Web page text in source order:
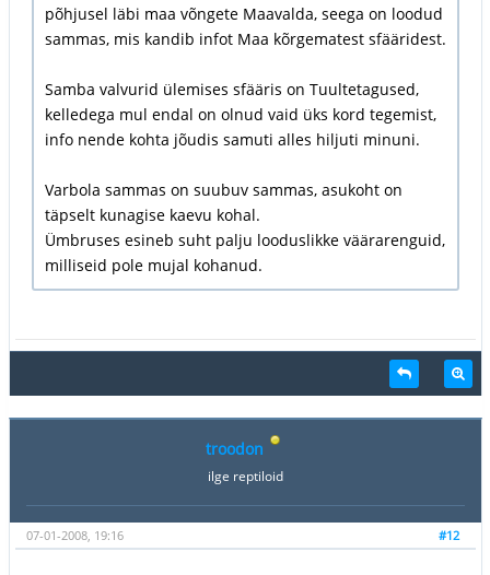
põhjusel läbi maa võngete Maavalda, seega on loodud
sammas, mis kandib infot Maa kõrgematest sfääridest.
Samba valvurid ülemises sfääris on Tuultetagused,
kelledega mul endal on olnud vaid üks kord tegemist,
info nende kohta jõudis samuti alles hiljuti minuni.
Varbola sammas on suubuv sammas, asukoht on
täpselt kunagise kaevu kohal.
Ümbruses esineb suht palju looduslikke väärarenguid,
milliseid pole mujal kohanud.
troodon
ilge reptiloid
#12
07-01-2008, 19:16